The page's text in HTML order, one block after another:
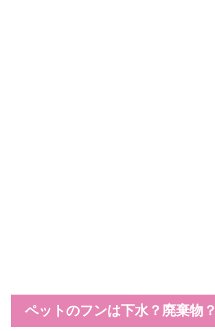
ペットのフンは下水？廃棄物？